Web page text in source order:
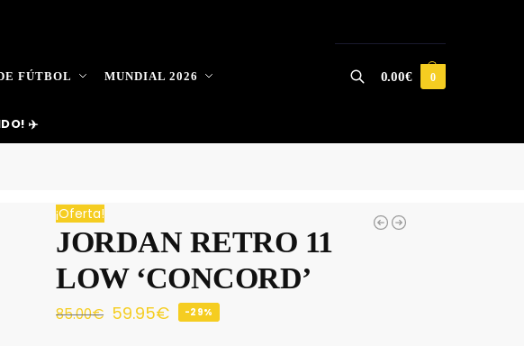
FÚTBOL MUNDIAL 2026 0.00€ 0
✈️
¡Oferta!
JORDAN RETRO 11
LOW ‘CONCORD’
85.00€ 59.95€ -29%